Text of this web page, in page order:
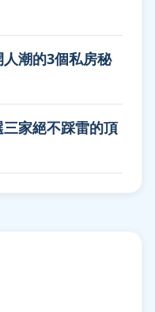
潮的3個私房秘
家絕不踩雷的頂